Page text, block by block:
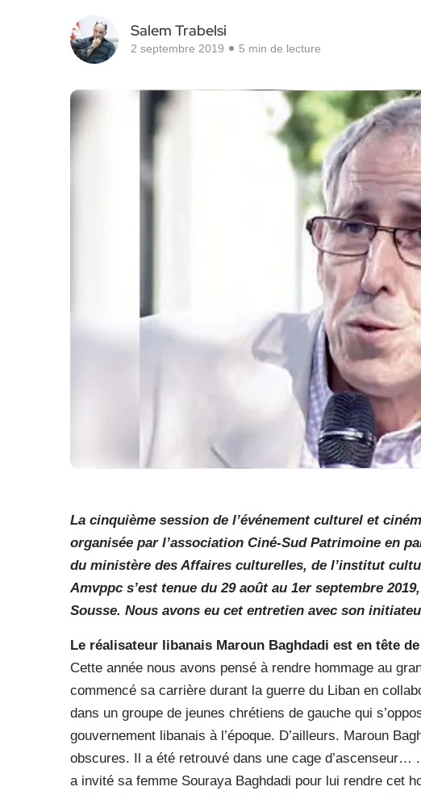
Salem Trabelsi
2 septembre 2019 5 min de lecture
La cinquième session de l’événement culturel et
organisée par l’association Ciné-Sud Patrimoine en
du ministère des Affaires culturelles, de l’institut
Amvppc s’est tenue du 29 août au 1er septembre
Sousse. Nous avons eu cet entretien avec son
Le réalisateur libanais Maroun Baghdadi est en tête
Cette année nous avons pensé à rendre hommage au
commencé sa carrière durant la guerre du Liban en
dans un groupe de jeunes chrétiens de gauche qui
gouvernement libanais à l’époque. D’ailleurs. Maroun
obscures. Il a été retrouvé dans une cage d’ascenseur…
a invité sa femme Souraya Baghdadi pour lui rendre cet